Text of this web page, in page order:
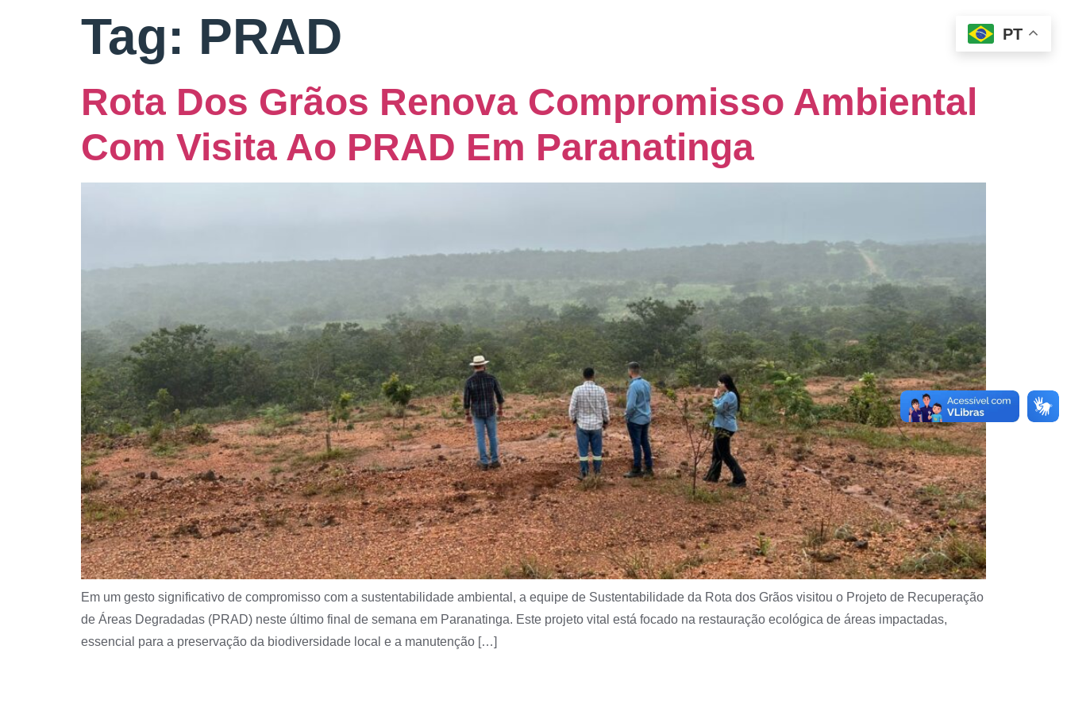
Tag: PRAD
Rota Dos Grãos Renova Compromisso Ambiental
Com Visita Ao PRAD Em Paranatinga
Em um gesto significativo de compromisso com a sustentabilidade ambiental, a equipe de Sustentabilidade da Rota dos Grãos visitou o Projeto de Recuperação
de Áreas Degradadas (PRAD) neste último final de semana em Paranatinga. Este projeto vital está focado na restauração ecológica de áreas impactadas,
essencial para a preservação da biodiversidade local e a manutenção […]
PT